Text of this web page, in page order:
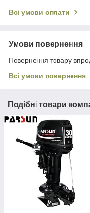
Всі умови оплати
Умови повернення
Повернення товару
Всі умови повернення
Подібні товари